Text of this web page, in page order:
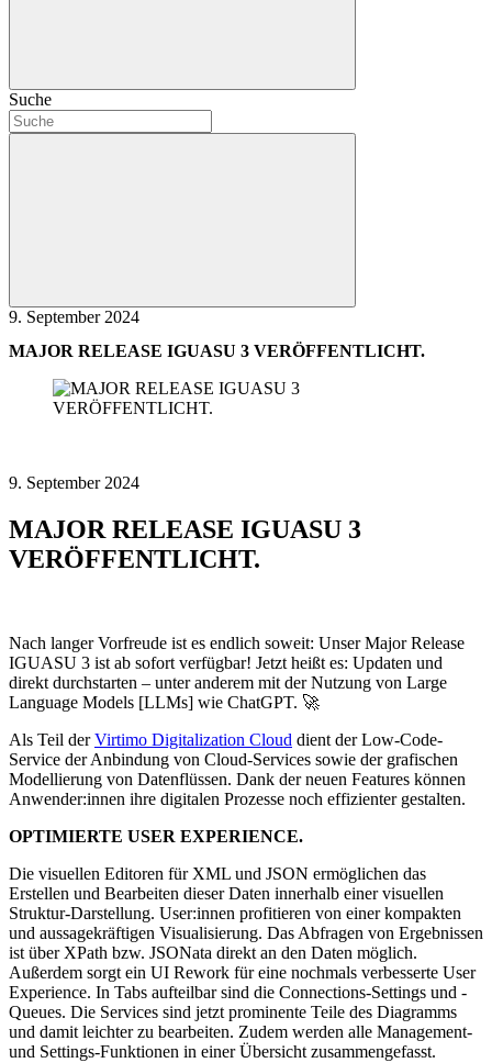
Suche
9. September 2024
MAJOR RELEASE IGUASU 3 VERÖFFENTLICHT.
9. September 2024
MAJOR RELEASE IGUASU 3
VERÖFFENTLICHT.
Nach langer Vorfreude ist es endlich soweit: Unser Major Release
IGUASU 3 ist ab sofort verfügbar! Jetzt heißt es: Updaten und
direkt durchstarten – unter anderem mit der Nutzung von Large
Language Models [LLMs] wie ChatGPT. 🚀
Als Teil derVirtimo Digitalization Cloud dient der Low-Code-
Service der Anbindung von Cloud-Services sowie der grafischen
Modellierung von Datenflüssen. Dank der neuen Features können
Anwender:innen ihre digitalen Prozesse noch effizienter gestalten.
OPTIMIERTE USER EXPERIENCE.
Die visuellen Editoren für XML und JSON ermöglichen das
Erstellen und Bearbeiten dieser Daten innerhalb einer visuellen
Struktur-Darstellung. User:innen profitieren von einer kompakten
und aussagekräftigen Visualisierung. Das Abfragen von Ergebnissen
ist über XPath bzw. JSONata direkt an den Daten möglich.
Außerdem sorgt ein UI Rework für eine nochmals verbesserte User
Experience. In Tabs aufteilbar sind die Connections-Settings und -
Queues. Die Services sind jetzt prominente Teile des Diagramms
und damit leichter zu bearbeiten. Zudem werden alle Management-
und Settings-Funktionen in einer Übersicht zusammengefasst.